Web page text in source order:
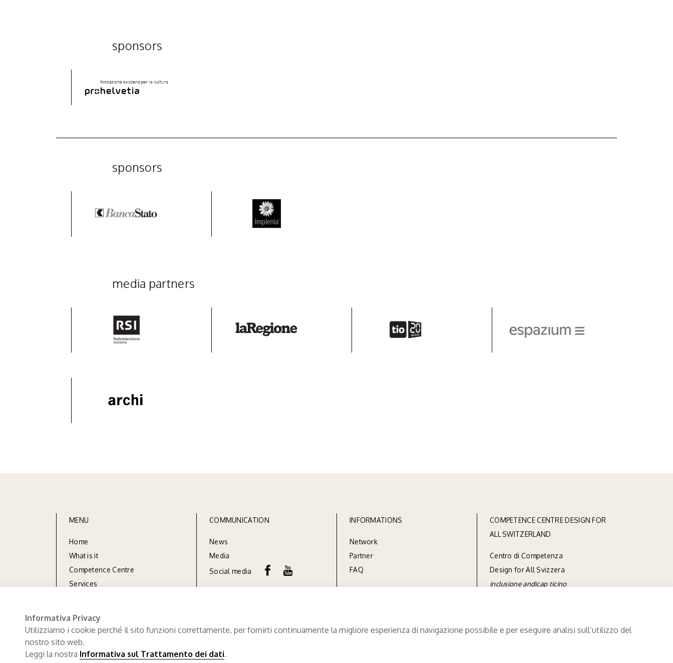
sponsors
sponsors
media partners
MENU
Home
What is it
Competence Centre
Services
COMMUNICATION
News
Media
Social media
INFORMATIONS
Network
Partner
FAQ
COMPETENCE CENTRE DESIGN FOR
ALL SWITZERLAND
Centro di Competenza
Design for All Svizzera
inclusione andicap ticino
phone+41 91 850 90 90
Informativa Privacy
Utilizziamo i cookie perché il sito funzioni correttamente, per fornirti continuamente la migliore esperienza di navigazione possibile e per eseguire analisi sull’utilizzo del
nostro sito web.
Leggi la nostra Informativa sul Trattamento dei dati.